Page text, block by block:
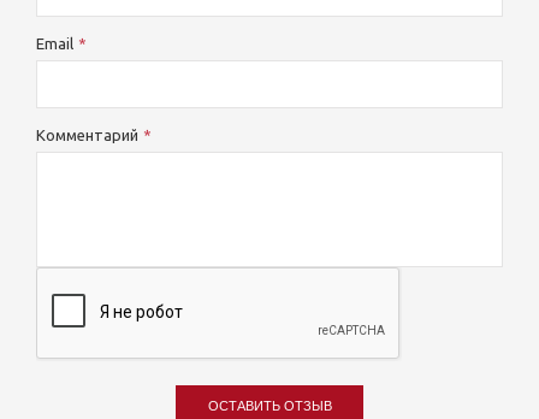
Email
Комментарий
ОСТАВИТЬ ОТЗЫВ